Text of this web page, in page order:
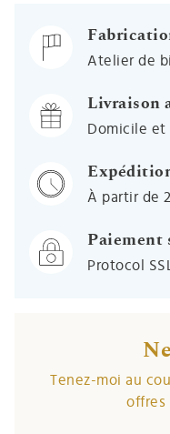
Atelier de
Livraison
Domicile et
À partir de
Paiement
Protocol
Tenez-moi au
offres